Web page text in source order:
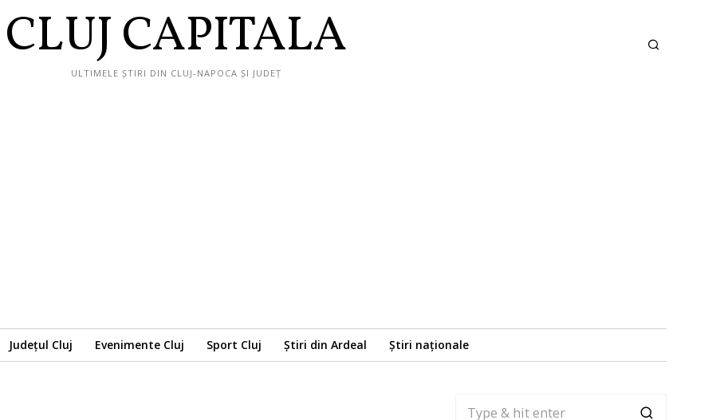
CLUJ CAPITALA
ULTIMELE ȘTIRI DIN CLUJ-NAPOCA ȘI JUDEȚ
Județul Cluj Evenimente Cluj Sport Cluj Știri din Ardeal Știri naționale